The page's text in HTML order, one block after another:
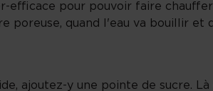
efficace pour pouvoir faire
poreuse, quand l'eau va bouillir
ajoutez-y une pointe de sucre.